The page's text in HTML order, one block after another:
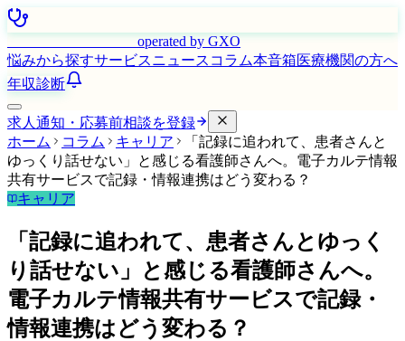
operated by GXO
悩みから探すサービスニュース コラム本音箱医療機関の方へ
年収診断
求人通知・応募前相談を登録
ホーム
コラム キャリア
「記録に追われて、患者さんと
ゆっくり話せない」と感じる看護師さんへ。電子カルテ情報
共有サービスで記録・情報連携はどう変わる？
キャリア
「記録に追われて、患者さんとゆっく
り話せない」と感じる看護師さんへ。
電子カルテ情報共有サービスで記録・
情報連携はどう変わる？